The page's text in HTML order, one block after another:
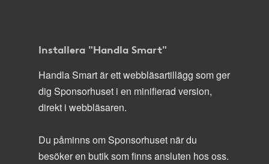
Installera "Handla Smart"
Handla Smart är ett webbläsartillägg som ger
dig Sponsorhuset i en minifierad version,
direkt i webbläsaren.
Du påminns om Sponsorhuset när du
besöker en butik som finns ansluten hos oss.